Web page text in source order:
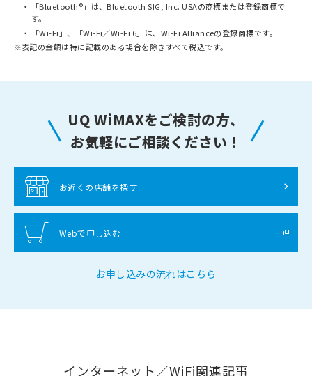
「Bluetooth®」は、Bluetooth SIG, Inc. USAの商標または登録商標で
す。
「Wi-Fi」、「Wi-Fi／Wi-Fi 6」は、Wi-Fi Allianceの登録商標です。
※表記の金額は特に記載のある場合を除きすべて税込です。
UQ WiMAXをご検討の方、
お気軽にご相談ください！
お近くの店舗を探す
Webで申し込む
お申し込みの流れはこちら
インターネット／WiFi関連記事